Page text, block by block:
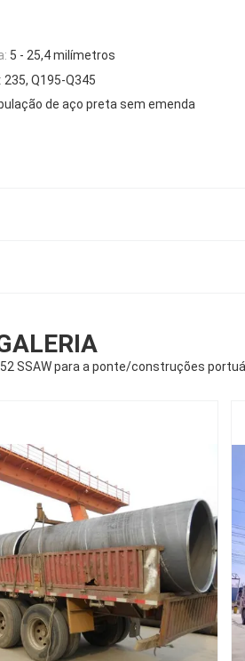
5 - 25,4 milímetros
235, Q195-Q345
de aço preta sem emenda
SSAW para a ponte/construções